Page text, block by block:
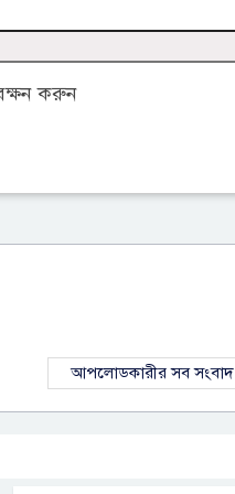
করুন
আপলোডকারীর সব সংবাদ